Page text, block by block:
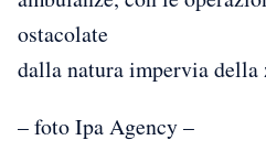
ostacolate
dalla natura impervia della
– foto Ipa Agency –